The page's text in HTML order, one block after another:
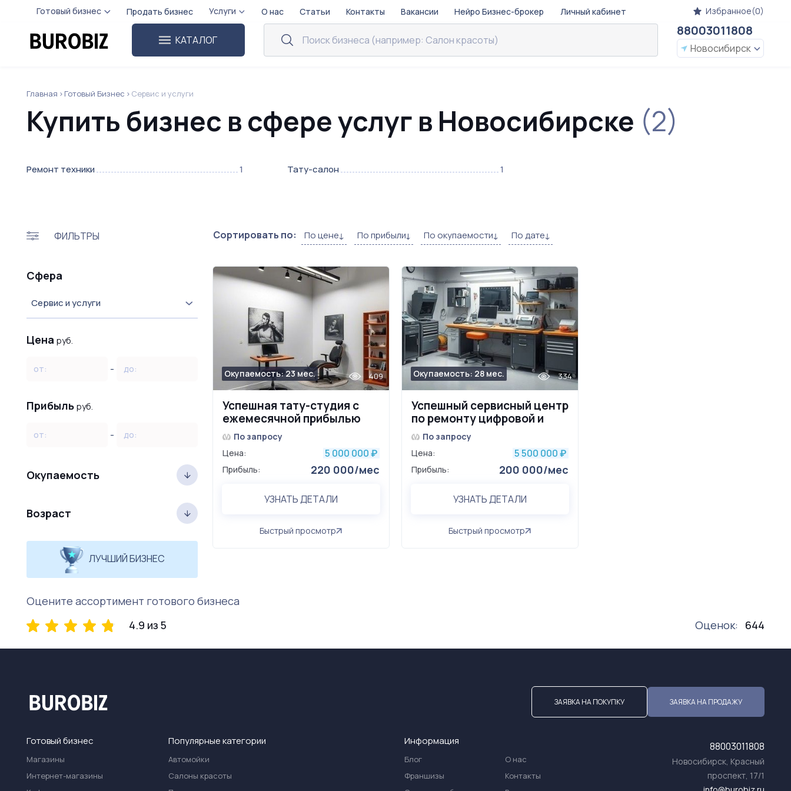
Готовый бизнес Продать бизнес Услуги О нас Статьи Контакты Вакансии Нейро Бизнес-брокер Личный кабинет Избранное(0)
КАТАЛОГ
88003011808
Новосибирск
Главная Готовый Бизнес Сервис и услуги
Купить бизнес в сфере услуг в Новосибирске (2)
Ремонт техники 1 Тату-салон 1
ФИЛЬТРЫ Сортировать по: По цене По прибыли По окупаемости По дате
Сфера
Сервис и услуги
Цена руб.
от: - до:
Прибыль руб.
от: - до:
Окупаемость
Возраст
ЛУЧШИЙ БИЗНЕС
Успешная тату-студия с
ежемесячной прибылью
220 000 рублей
Окупаемость: 23 мес. 409
По запросу
Цена:
5 000 000 ₽
Прибыль: 220 000/мес
УЗНАТЬ ДЕТАЛИ
Быстрый просмотр
Успешный сервисный центр
по ремонту цифровой и
бытовой техники
Окупаемость: 28 мес. 334
По запросу
Цена:
5 500 000 ₽
Прибыль: 200 000/мес
УЗНАТЬ ДЕТАЛИ
Быстрый просмотр
Оцените ассортимент готового бизнеса
4.9 из 5
Оценок: 644
ЗАЯВКА НА ПОКУПКУ ЗАЯВКА НА ПРОДАЖУ
88003011808
Новосибирск, Красный
проспект, 17/1
Готовый бизнес
Магазины
Интернет-магазины
Популярные категории
Автомойки
Салоны красоты
Информация
Блог
Франшизы
О нас
Контакты